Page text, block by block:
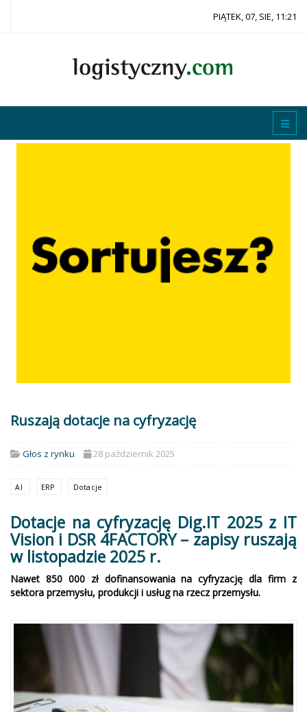
PIĄTEK, 07, SIE, 11:21
Ruszają dotacje na cyfryzację
Głos z rynku 28 październik 2025
AI ERP Dotacje
Dotacje na cyfryzację Dig.IT 2025 z IT
Vision i DSR 4FACTORY – zapisy ruszają
w listopadzie 2025 r.
Nawet 850 000 zł dofinansowania na cyfryzację dla firm z
sektora przemysłu, produkcji i usług na rzecz przemysłu.